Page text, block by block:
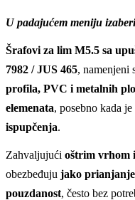
U padajućem meniju
Šrafovi za lim M5.5 sa
7982 / JUS 465, namenjeni
profila, PVC i metalnih
elemenata, posebno kada je
ispupčenja.
Zahvaljujući oštrim vrhom
obezbeđuju jako
pouzdanost, često bez